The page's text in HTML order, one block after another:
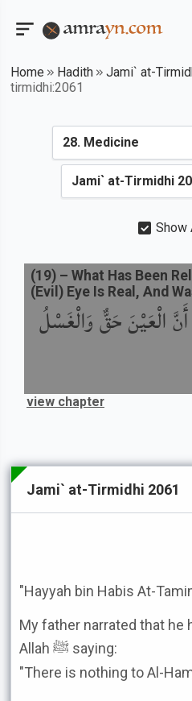
Home Hadith Jami` at-
tirmidhi:2061
Show
الْعَيْنَ حَقٌّ وَالْغَسْلُ
(19) – What Has Been
(Evil) Eye Is Real, And
view chapter
Jami` at-Tirmidhi 2061
"Hayyah bin Habis At-
My father narrated that he
Allah ﷺ saying:
"There is nothing to Al-